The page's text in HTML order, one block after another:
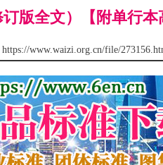
版全文）【附单行本
https://www.waizi.org.cn/file/